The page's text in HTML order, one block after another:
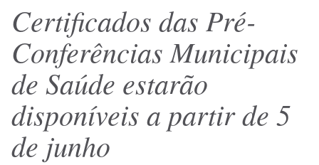
Certificados das Pré-
Conferências Municipais
de Saúde estarão
disponíveis a partir de 5
de junho